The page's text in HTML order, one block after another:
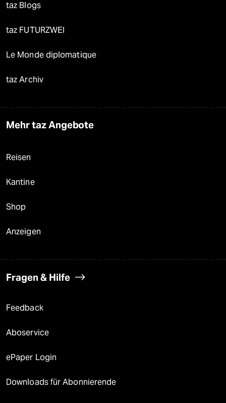
taz Blogs
taz FUTURZWEI
Le Monde diplomatique
taz Archiv
Mehr taz Angebote
Reisen
Kantine
Shop
Anzeigen
Fragen & Hilfe
Feedback
Aboservice
ePaper Login
Downloads für Abonnierende